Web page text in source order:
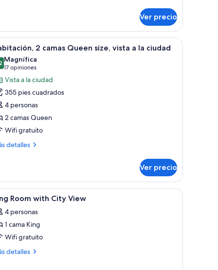
Ver precio
vidrio curva, rodeado de otros edificios y un paisaje urbano de fondo.
Un paisaje urbano con edificios modernos
10 2 camas Queen size, vista a la ciudad
de 10
Magnífica
17 opiniones
(17
opiniones)
Vista a la ciudad
355 pies cuadrados
4 personas
2 camas Queen
Wifi gratuito
detalles
Ver precio
paisaje urbano y montañas al fondo.Habitación de hotel con cama, sofá,
9 Room with City View
4 personas
1 cama King
Wifi gratuito
detalles